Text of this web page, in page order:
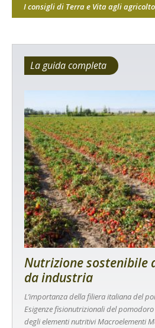
I consigli di Terra e Vita agli
La guida completa
Nutrizione sostenibile
da industria
L’importanza della filiera italiana del
Esigenze fisionutrizionali del
degli elementi nutritivi Macroelementi